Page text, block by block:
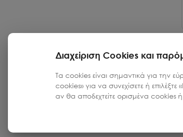
Διαχείριση Cookies και
Τα cookies είναι σημαντικά για την
cookies» για να συνεχίσετε ή
αν θα αποδεχτείτε ορισμένα cookies ή